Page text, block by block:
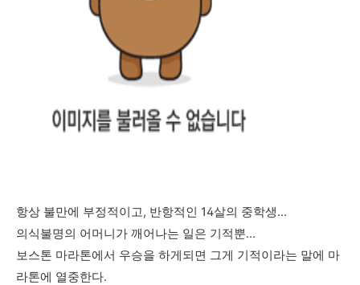
항상 불만에 부정적이고, 반항적인 14살의 중학생...
의식불명의 어머니가 깨어나는 일은 기적뿐...
보스톤 마라톤에서 우승을 하게되면 그게 기적이라는 말에 마
라톤에 열중한다.